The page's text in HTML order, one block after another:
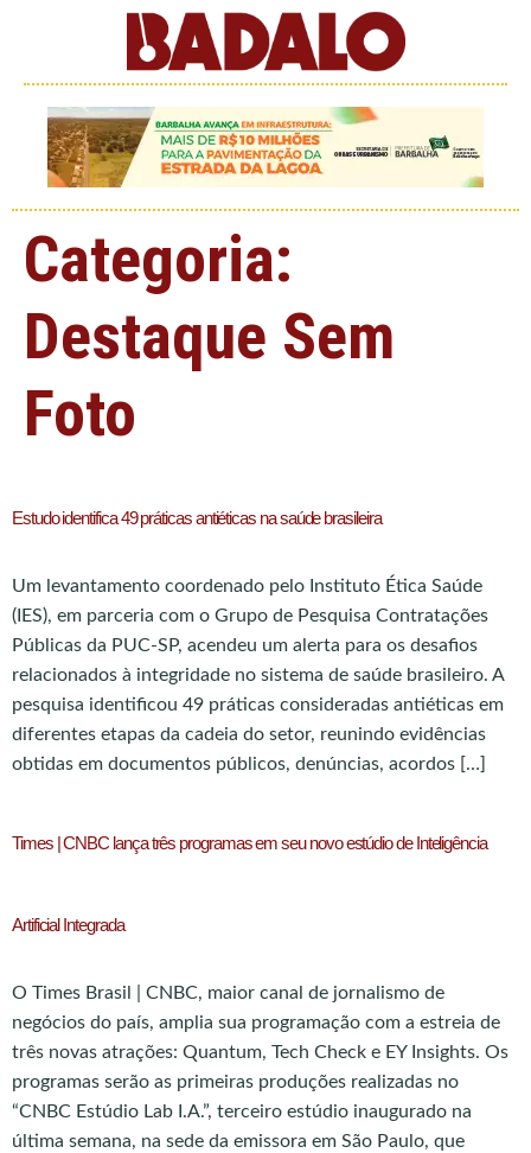
Categoria:
Destaque Sem
Foto
Estudo identifica 49 práticas antiéticas na saúde brasileira
Um levantamento coordenado pelo Instituto Ética Saúde
(IES), em parceria com o Grupo de Pesquisa Contratações
Públicas da PUC-SP, acendeu um alerta para os desafios
relacionados à integridade no sistema de saúde brasileiro. A
pesquisa identificou 49 práticas consideradas antiéticas em
diferentes etapas da cadeia do setor, reunindo evidências
obtidas em documentos públicos, denúncias, acordos […]
Times | CNBC lança três programas em seu novo estúdio de Inteligência
Artificial Integrada
O Times Brasil | CNBC, maior canal de jornalismo de
negócios do país, amplia sua programação com a estreia de
três novas atrações: Quantum, Tech Check e EY Insights. Os
programas serão as primeiras produções realizadas no
“CNBC Estúdio Lab I.A.”, terceiro estúdio inaugurado na
última semana, na sede da emissora em São Paulo, que